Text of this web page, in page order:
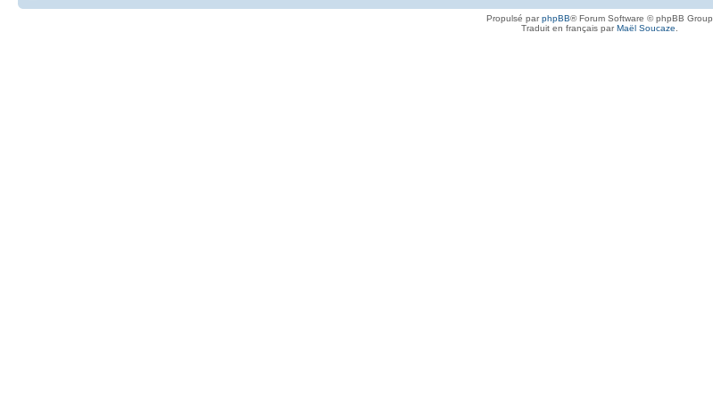
Propulsé parphpBB® Forum Software © phpBB Group
Traduit en français parMaël Soucaze